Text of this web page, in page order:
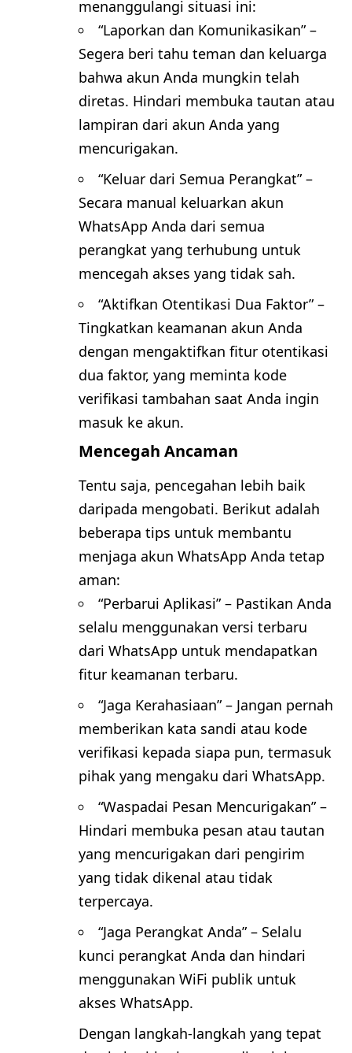
menanggulangi situasi ini:
“Laporkan dan Komunikasikan” –
Segera beri tahu teman dan keluarga
bahwa akun Anda mungkin telah
diretas. Hindari membuka tautan atau
lampiran dari akun Anda yang
mencurigakan.
“Keluar dari Semua Perangkat” –
Secara manual keluarkan akun
WhatsApp Anda dari semua
perangkat yang terhubung untuk
mencegah akses yang tidak sah.
“Aktifkan Otentikasi Dua Faktor” –
Tingkatkan keamanan akun Anda
dengan mengaktifkan fitur otentikasi
dua faktor, yang meminta kode
verifikasi tambahan saat Anda ingin
masuk ke akun.
Mencegah Ancaman
Tentu saja, pencegahan lebih baik
daripada mengobati. Berikut adalah
beberapa tips untuk membantu
menjaga akun WhatsApp Anda tetap
aman:
“Perbarui Aplikasi” – Pastikan Anda
selalu menggunakan versi terbaru
dari WhatsApp untuk mendapatkan
fitur keamanan terbaru.
“Jaga Kerahasiaan” – Jangan pernah
memberikan kata sandi atau kode
verifikasi kepada siapa pun, termasuk
pihak yang mengaku dari WhatsApp.
“Waspadai Pesan Mencurigakan” –
Hindari membuka pesan atau tautan
yang mencurigakan dari pengirim
yang tidak dikenal atau tidak
terpercaya.
“Jaga Perangkat Anda” – Selalu
kunci perangkat Anda dan hindari
menggunakan WiFi publik untuk
akses WhatsApp.
Dengan langkah-langkah yang tepat